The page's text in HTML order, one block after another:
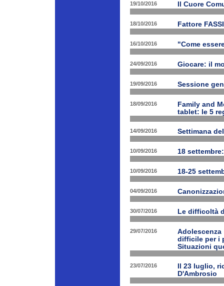
19/10/2016 Il Cuore
18/10/2016 Fattore FASSI
16/10/2016 "Come
24/09/2016 Giocare: il
19/09/2016 Sessione
18/09/2016
Family and
tablet: le 5
14/09/2016 Settimana
10/09/2016 18
10/09/2016 18-25
04/09/2016
30/07/2016 Le difficoltà
29/07/2016
difficile per i
Situazioni
23/07/2016
Il 23 luglio,
D'Ambrosio